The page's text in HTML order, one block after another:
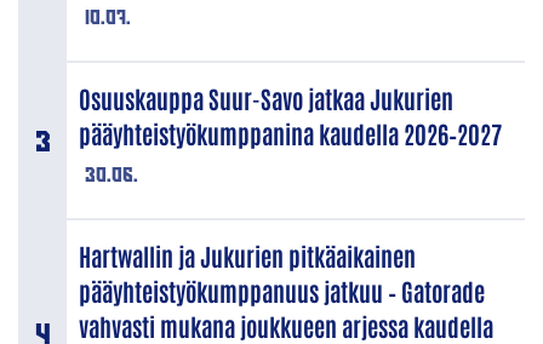
10.07.
30.06.
Osuuskauppa Suur-Savo jatkaa Jukurien
pääyhteistyökumppanina kaudella 2026–2027
Hartwallin ja Jukurien pitkäaikainen
pääyhteistyökumppanuus jatkuu – Gatorade
vahvasti mukana joukkueen arjessa kaudella